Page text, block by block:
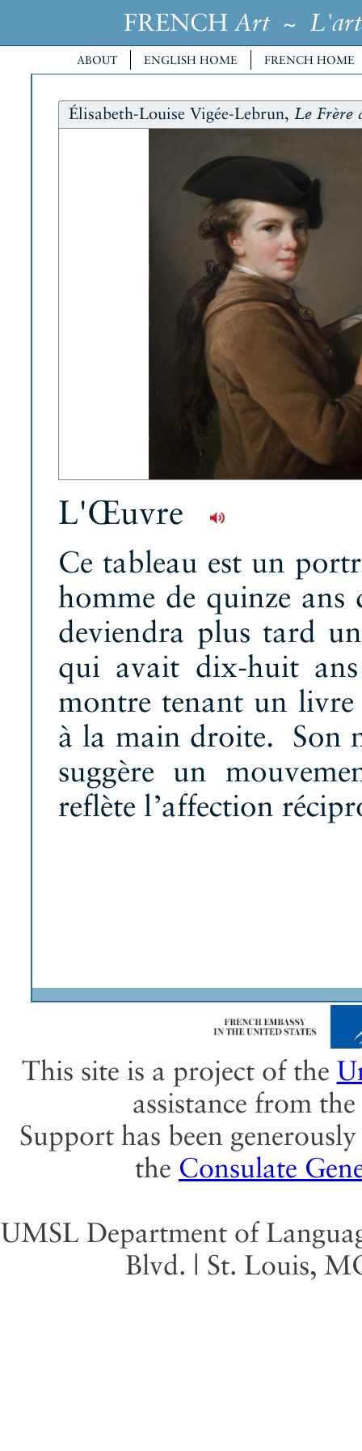
FRENCH Art~ L'art
ABOUT ENGLISH HOME FRENCH HOME
Élisabeth-Louise Vigée-Lebrun, Le Frère
L'Œuvre
Ce tableau est un
homme de quinze ans
deviendra plus tard
qui avait dix-huit
montre tenant un
à la main droite. Son
suggère un
reflète l’affection
This site is a project of the
assistance from the
Support has been
the Consulate
UMSL Department of
Blvd. | St. Louis,